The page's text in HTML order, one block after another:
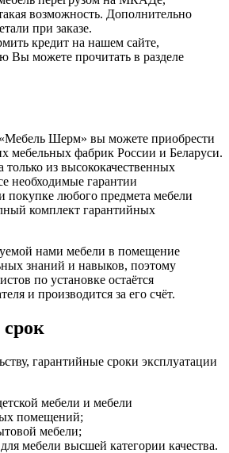
возможность. Дополнительно
при заказе.
кредит на нашем сайте,
Вы можете прочитать в разделе
«Мебель Шерм» вы можете приобрести
мебельных фабрик России и Беларуси.
из высококачественных
необходимые гарантии
покупке любого предмета мебели
комплект гарантийных
нами мебели в помещение
знаний и навыков, поэтому
по установке остаётся
и производится за его счёт.
гарантийные сроки эксплуатации
мебели и мебели
помещений;
мебели;
мебели высшей категории качества.